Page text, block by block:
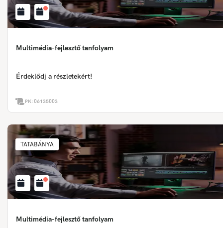
Multimédia-fejlesztő tanfolyam
Érdeklődj a részletekért!
PK:06135003
TATABÁNYA
Multimédia-fejlesztő tanfolyam